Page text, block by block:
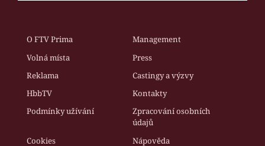
O FTV Prima
Management
Volná místa
Press
Reklama
Castingy a výzvy
HbbTV
Kontakty
Podmínky užívání
Zpracování osobních
údajů
Cookies
Nápověda